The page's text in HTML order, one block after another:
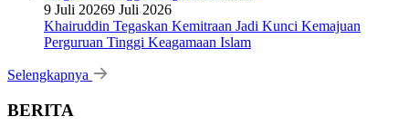
9 Juli 20269 Juli 2026
Khairuddin Tegaskan Kemitraan Jadi Kunci Kemajuan
Perguruan Tinggi Keagamaan Islam
Selengkapnya
BERITA